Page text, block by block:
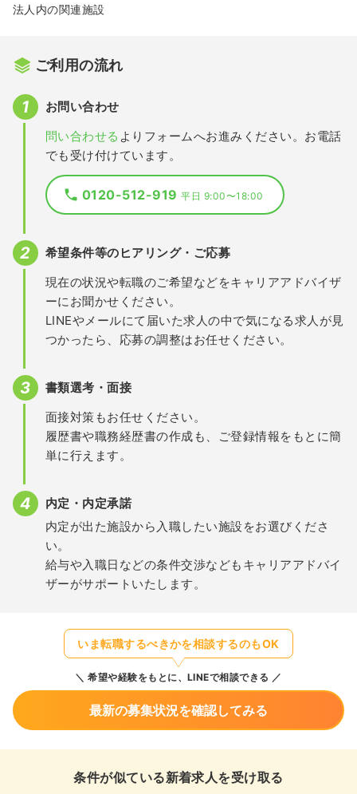
法人内の関連施設
ご利用の流れ
お問い合わせ
問い合わせる よりフォームへお進みください。お電話
でも受け付けています。
0120-512-919平日 9:00〜18:00
希望条件等のヒアリング・ご応募
現在の状況や転職のご希望などをキャリアアドバイザ
ーにお聞かせください。
LINEやメールにて届いた求人の中で気になる求人が見
つかったら、応募の調整はお任せください。
書類選考・面接
面接対策もお任せください。
履歴書や職務経歴書の作成も、ご登録情報をもとに簡
単に行えます。
内定・内定承諾
内定が出た施設から入職したい施設をお選びくださ
い。
給与や入職日などの条件交渉などもキャリアアドバイ
ザーがサポートいたします。
いま転職するべきかを相談するのもOK
希望や経験をもとに、LINEで相談できる
最新の募集状況を確認してみる
条件が似ている新着求人を受け取る